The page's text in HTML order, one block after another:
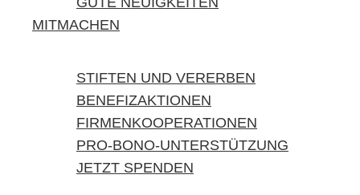
MITMACHEN
STIFTEN UND VERERBEN
BENEFIZAKTIONEN
FIRMENKOOPERATIONEN
PRO-BONO-UNTERSTÜTZUNG
JETZT SPENDEN